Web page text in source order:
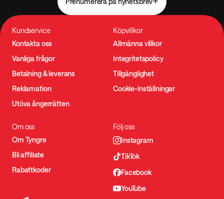
Kundservice
Kontakta oss
Vanliga frågor
Betalning & leverans
Reklamation
Utöva ångerrätten
Köpvillkor
Allmänna villkor
Integritetspolicy
Tillgänglighet
Cookie-inställningar
Om oss
Om Tyngre
Bli affiliate
Rabattkoder
Följ oss
Instagram
TikTok
Facebook
YouTube